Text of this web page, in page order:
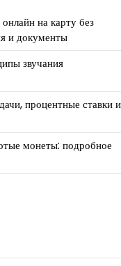
на карту без
и документы
звучания
процентные ставки и
монеты: подробное